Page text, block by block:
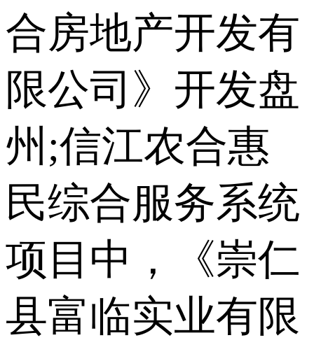
合房地产开发有
限公司》开发盘
州;信江农合惠
民综合服务系统
项目中，《崇仁
县富临实业有限